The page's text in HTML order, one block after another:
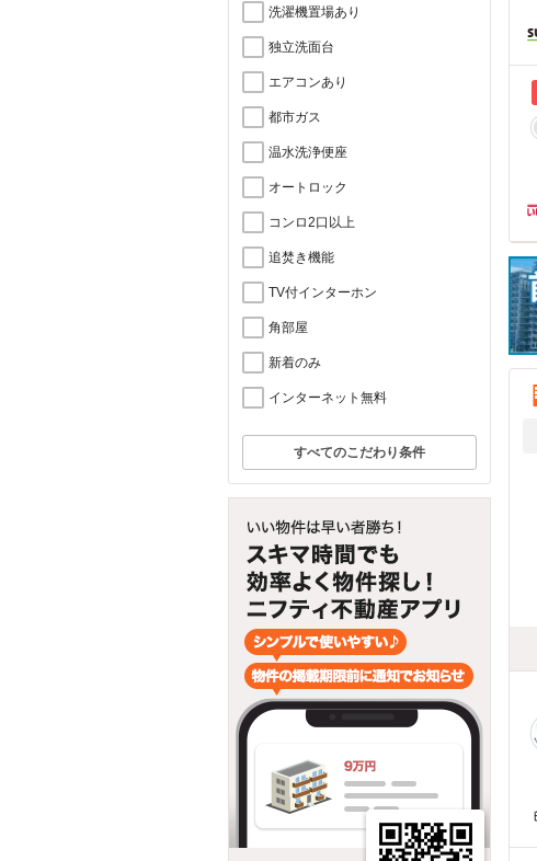
洗濯機置場あり
独立洗面台
エアコンあり
都市ガス
温水洗浄便座
オートロック
コンロ2口以上
追焚き機能
TV付インターホン
角部屋
新着のみ
インターネット無料
すべてのこだわり条件